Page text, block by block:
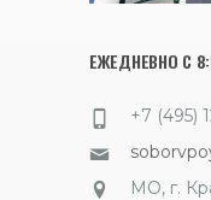
ЕЖЕДНЕВНО С
+7 (495)
МО, г.